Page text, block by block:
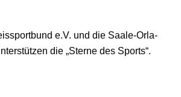
e.V. und die Saale-Orla-
die „Sterne des Sports“.